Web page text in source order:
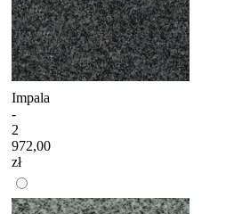
Impala
-
2
972,00
zł